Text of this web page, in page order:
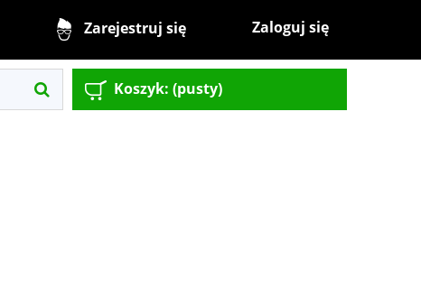
Zarejestruj się Zaloguj się
Koszyk: (pusty)